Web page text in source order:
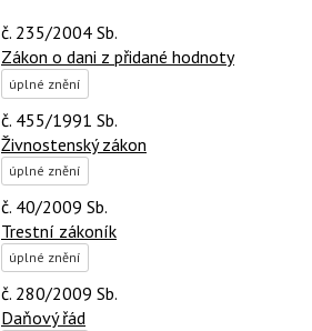
č. 235/2004 Sb.
Zákon o dani z přidané hodnoty
úplné znění
č. 455/1991 Sb.
Živnostenský zákon
úplné znění
č. 40/2009 Sb.
Trestní zákoník
úplné znění
č. 280/2009 Sb.
Daňový řád